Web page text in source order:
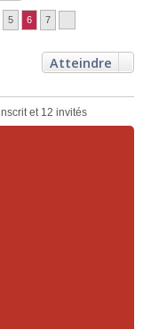
5 6 7
Atteindre
et 12 invités